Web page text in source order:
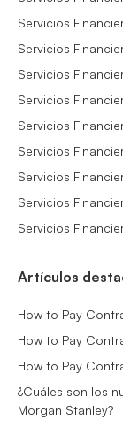
Servicios
Servicios
Servicios
Servicios
Servicios
Servicios
Servicios
Servicios
Servicios
Artículos
How to Pay
How to Pay
How to Pay
¿Cuáles son los
Morgan Stanley?